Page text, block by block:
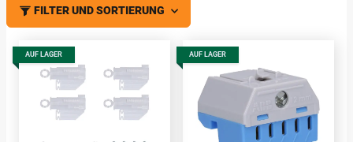
FILTER UND SORTIERUNG
AUF LAGER AUF LAGER